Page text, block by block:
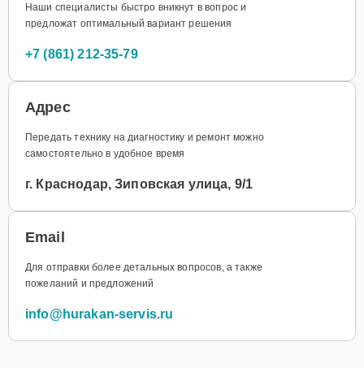
Наши специалисты быстро вникнут в вопрос и
предложат оптимальный вариант решения
+7 (861) 212-35-79
Адрес
Передать технику на диагностику и ремонт можно
самостоятельно в удобное время
г. Краснодар, Зиповская улица, 9/1
Email
Для отправки более детальных вопросов, а также
пожеланий и предложений
info@hurakan-servis.ru